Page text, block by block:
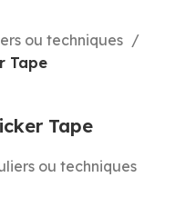
ou techniques
Tape
Tape
ou techniques